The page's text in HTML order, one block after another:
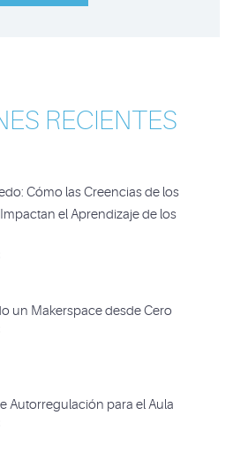
RECIENTES
Cómo las Creencias de los
el Aprendizaje de los
un Makerspace desde Cero
Autorregulación para el Aula